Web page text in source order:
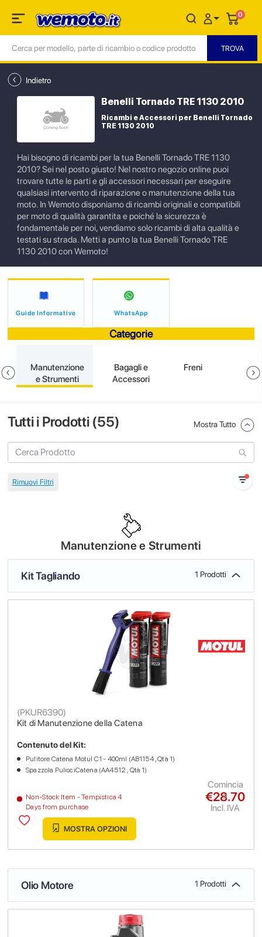
0
Indietro
Benelli Tornado TRE 1130 2010
Ricambi e Accessori per Benelli Tornado
TRE 1130 2010
Hai bisogno di ricambi per la tua Benelli Tornado TRE 1130
2010? Sei nel posto giusto! Nel nostro negozio online puoi
trovare tutte le parti e gli accessori necessari per eseguire
qualsiasi intervento di riparazione o manutenzione della tua
moto. In Wemoto disponiamo di ricambi originali e compatibili
per moto di qualità garantita e poiché la sicurezza è
fondamentale per noi, vendiamo solo ricambi di alta qualità e
testati su strada. Metti a punto la tua Benelli Tornado TRE
1130 2010 con Wemoto!
Guide Informative WhatsApp
Categorie
Manutenzione
e Strumenti
Bagagli e
Accessori
Freni
Tutti i Prodotti (55) Mostra Tutto
Manutenzione e Strumenti
Kit Tagliando 1 Prodotti
Kit di Manutenzione della Catena
(PKUR6390)
Non-Stock Item - Tempistica 4
Days from purchase
Contenuto del Kit:
Pulitore Catena Motul C1 - 400ml (AB1154 , Qtà 1)
Spazzola PulisciCatena (AA4512 , Qtà 1)
€28.70
Incl. IVA
Comincia
a
MOSTRA OPZIONI
Olio Motore 1 Prodotti